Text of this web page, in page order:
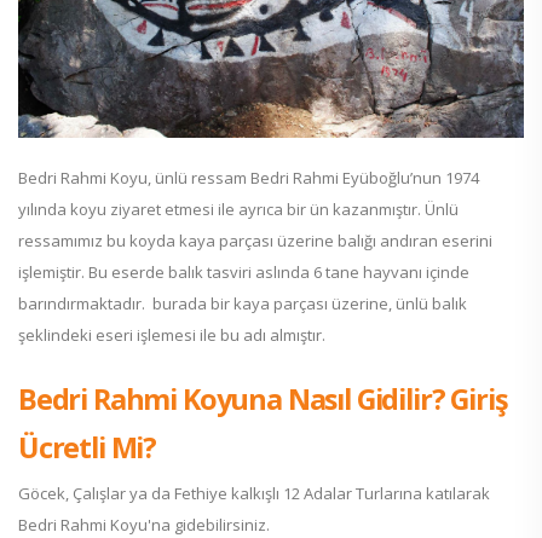
Bedri Rahmi Koyu, ünlü ressam Bedri Rahmi Eyüboğlu’nun 1974
yılında koyu ziyaret etmesi ile ayrıca bir ün kazanmıştır. Ünlü
ressamımız bu koyda kaya parçası üzerine balığı andıran eserini
işlemiştir. Bu eserde balık tasviri aslında 6 tane hayvanı içinde
barındırmaktadır. burada bir kaya parçası üzerine, ünlü balık
şeklindeki eseri işlemesi ile bu adı almıştır.
Bedri Rahmi Koyuna Nasıl Gidilir? Giriş
Ücretli Mi?
Göcek, Çalışlar ya da Fethiye kalkışlı 12 Adalar Turlarına katılarak
Bedri Rahmi Koyu'na gidebilirsiniz.